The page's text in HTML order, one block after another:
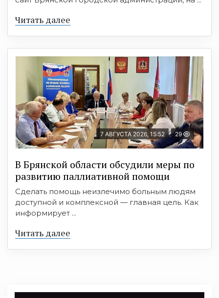
Читать далее
7 АВГУСТА 2026, 15:52 29
В Брянской области обсудили меры по
развитию паллиативной помощи
Сделать помощь неизлечимо больным людям
доступной и комплексной — главная цель. Как
информирует ...
Читать далее